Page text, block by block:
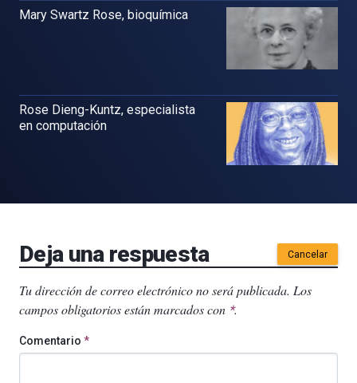
Mary Swartz Rose, bioquímica
Rose Dieng-Kuntz, especialista
en computación
Deja una respuesta Cancelar
Tu dirección de correo electrónico no será publicada. Los
campos obligatorios están marcados con *.
Comentario *